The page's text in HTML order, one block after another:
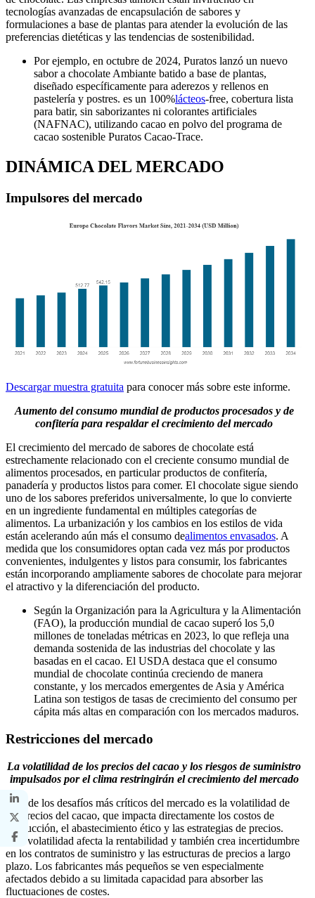
tecnologías avanzadas de encapsulación de sabores y
formulaciones a base de plantas para atender la evolución de las
preferencias dietéticas y las tendencias de sostenibilidad.
Por ejemplo, en octubre de 2024, Puratos lanzó un nuevo
sabor a chocolate Ambiante batido a base de plantas,
diseñado específicamente para aderezos y rellenos en
pastelería y postres. es un 100%lácteos‑free, cobertura lista
para batir, sin saborizantes ni colorantes artificiales
(NAFNAC), utilizando cacao en polvo del programa de
cacao sostenible Puratos Cacao‑Trace.
DINÁMICA DEL MERCADO
Impulsores del mercado
Descargar muestra gratuita para conocer más sobre este informe.
Aumento del consumo mundial de productos procesados ​​y de
confitería para respaldar el crecimiento del mercado
El crecimiento del mercado de sabores de chocolate está
estrechamente relacionado con el creciente consumo mundial de
alimentos procesados, en particular productos de confitería,
panadería y productos listos para comer. El chocolate sigue siendo
uno de los sabores preferidos universalmente, lo que lo convierte
en un ingrediente fundamental en múltiples categorías de
alimentos. La urbanización y los cambios en los estilos de vida
están acelerando aún más el consumo dealimentos envasados. A
medida que los consumidores optan cada vez más por productos
convenientes, indulgentes y listos para consumir, los fabricantes
están incorporando ampliamente sabores de chocolate para mejorar
el atractivo y la diferenciación del producto.
Según la Organización para la Agricultura y la Alimentación
(FAO), la producción mundial de cacao superó los 5,0
millones de toneladas métricas en 2023, lo que refleja una
demanda sostenida de las industrias del chocolate y las
basadas en el cacao. El USDA destaca que el consumo
mundial de chocolate continúa creciendo de manera
constante, y los mercados emergentes de Asia y América
Latina son testigos de tasas de crecimiento del consumo per
cápita más altas en comparación con los mercados maduros.
Restricciones del mercado
La volatilidad de los precios del cacao y los riesgos de suministro
impulsados ​​por el clima restringirán el crecimiento del mercado
Uno de los desafíos más críticos del mercado es la volatilidad de
los precios del cacao, que impacta directamente los costos de
producción, el abastecimiento ético y las estrategias de precios.
Esta volatilidad afecta la rentabilidad y también crea incertidumbre
en los contratos de suministro y las estructuras de precios a largo
plazo. Los fabricantes más pequeños se ven especialmente
afectados debido a su limitada capacidad para absorber las
fluctuaciones de costes.